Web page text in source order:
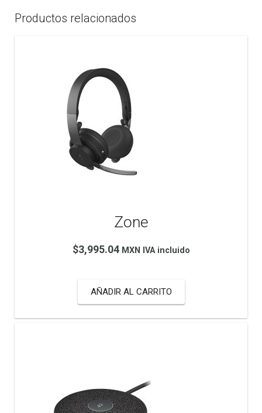
Productos relacionados
Zone
$3,995.04 MXN IVA incluido
AÑADIR AL CARRITO